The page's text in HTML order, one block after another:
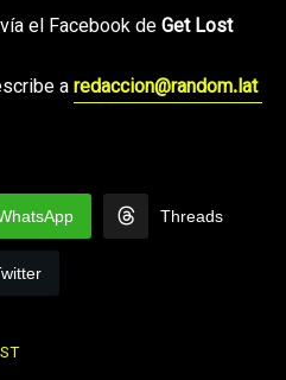
el Facebook deGet Lost
aredaccion@random.lat
Threads